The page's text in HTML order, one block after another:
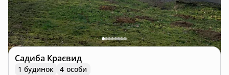
Садиба Краєвид
1 будинок
4 особи